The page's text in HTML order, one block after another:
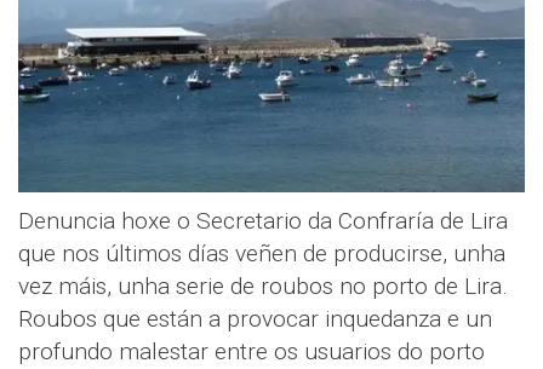
Denuncia hoxe o Secretario da Confraría de Lira
que nos últimos días veñen de producirse, unha
vez máis, unha serie de roubos no porto de Lira.
Roubos que están a provocar inquedanza e un
profundo malestar entre os usuarios do porto